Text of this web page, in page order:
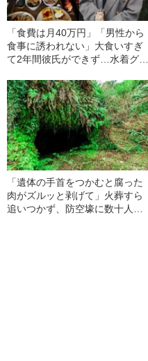
「食費は月40万円」「男性から
食事に誘われない」大食いすぎ
て2年間彼氏ができず…水着グラ
女子（24）が語る、驚愕の食生
活
「遺体の手首をつかむと腐った
肉がズルッと剥げて」火葬すら
追いつかず、防空壕に数十人